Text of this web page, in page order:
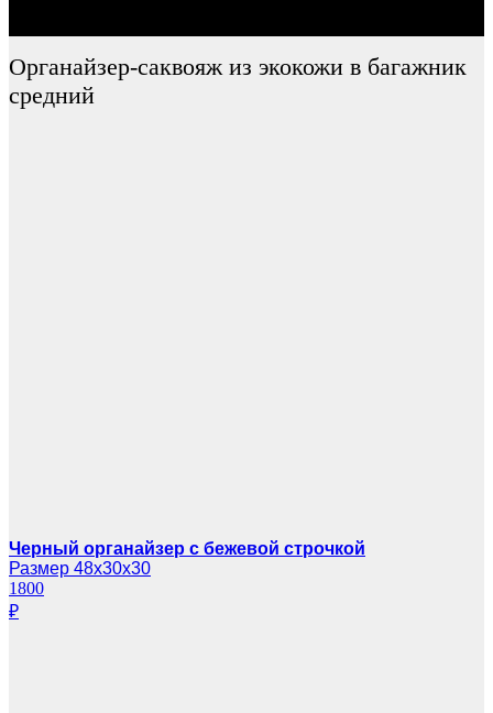
Органайзер-саквояж из экокожи в багажник
средний
Черный органайзер с бежевой строчкой
Размер 48х30х30
1800
₽